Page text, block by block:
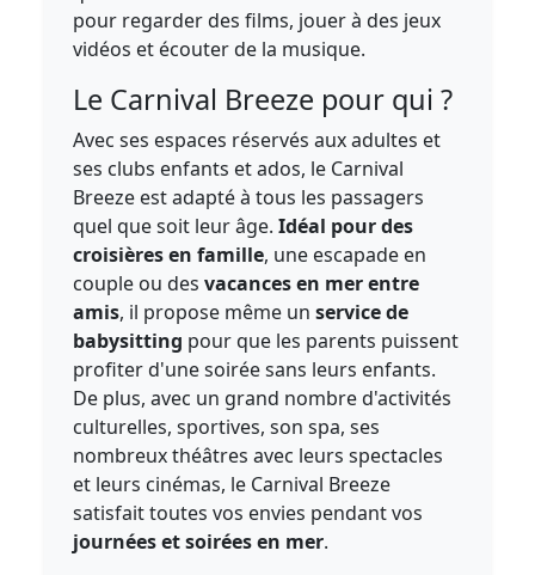
pour regarder des films, jouer à des jeux
vidéos et écouter de la musique.
Le Carnival Breeze pour qui ?
Avec ses espaces réservés aux adultes et
ses clubs enfants et ados, le Carnival
Breeze est adapté à tous les passagers
quel que soit leur âge.Idéal pour des
croisières en famille, une escapade en
couple ou desvacances en mer entre
amis, il propose même unservice de
babysitting pour que les parents puissent
profiter d'une soirée sans leurs enfants.
De plus, avec un grand nombre d'activités
culturelles, sportives, son spa, ses
nombreux théâtres avec leurs spectacles
et leurs cinémas, le Carnival Breeze
satisfait toutes vos envies pendant vos
journées et soirées en mer.